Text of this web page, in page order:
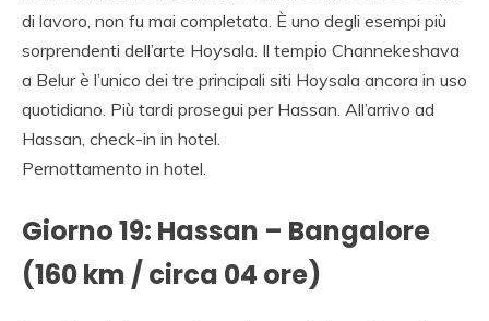
di lavoro, non fu mai completata. È uno degli esempi più
sorprendenti dell’arte Hoysala. Il tempio Channekeshava
a Belur è l’unico dei tre principali siti Hoysala ancora in uso
quotidiano. Più tardi prosegui per Hassan. All’arrivo ad
Hassan, check-in in hotel.
Pernottamento in hotel.
Giorno 19: Hassan – Bangalore
(160 km / circa 04 ore)